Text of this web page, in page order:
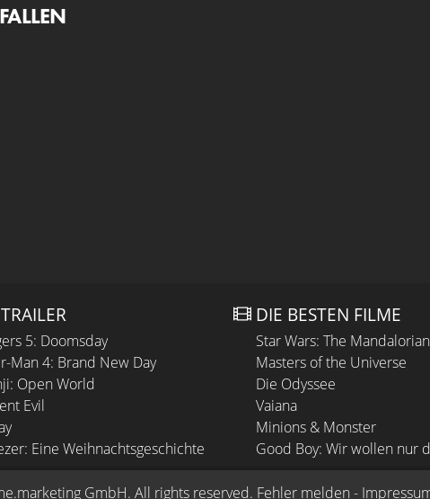
5: Doomsday
Man 4: Brand New Day
Open World
Evil
Eine Weihnachtsgeschichte
DIE BESTEN FILME
Star Wars: The
Masters of the Universe
Die Odyssee
Vaiana
Minions & Monster
Good Boy: Wir wollen nur
GmbH. All rights reserved. Fehler melden -